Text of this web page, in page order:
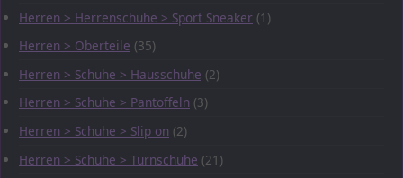
Herren > Herrenschuhe > Sport Sneaker (1)
Herren > Oberteile (35)
Herren > Schuhe > Hausschuhe (2)
Herren > Schuhe > Pantoffeln (3)
Herren > Schuhe > Slip on (2)
Herren > Schuhe > Turnschuhe (21)